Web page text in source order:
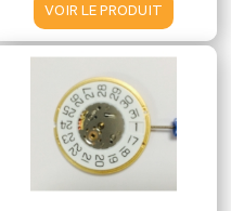
VOIR LE PRODUIT